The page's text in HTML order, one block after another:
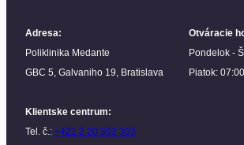
Adresa:
Poliklinika Medante
GBC 5, Galvaniho 19, Bratislava
Otváracie
Pondelok -
Piatok:
Klientske centrum:
Tel. č.: +421 2 20 302 303